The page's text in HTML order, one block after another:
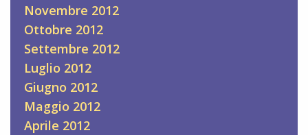
Novembre 2012
Ottobre 2012
Settembre 2012
Luglio 2012
Giugno 2012
Maggio 2012
Aprile 2012